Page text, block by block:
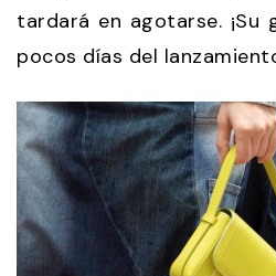
tardará en agotarse. ¡Su
pocos días del